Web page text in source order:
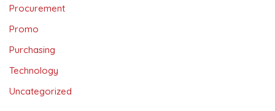
Procurement
Promo
Purchasing
Technology
Uncategorized